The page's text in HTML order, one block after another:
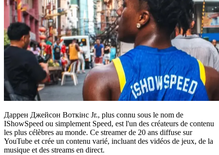
Даррен Джейсон Воткінс Jr., plus connu sous le nom de
IShowSpeed ou simplement Speed, est l'un des créateurs de contenu
les plus célèbres au monde. Ce streamer de 20 ans diffuse sur
YouTube et crée un contenu varié, incluant des vidéos de jeux, de la
musique et des streams en direct.